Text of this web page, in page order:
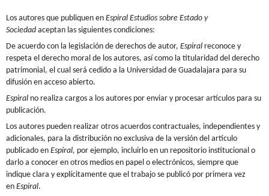
Los autores que publiquen en Espiral Estudios sobre Estado y
Sociedadaceptan las siguientes condiciones:
De acuerdo con la legislación de derechos de autor, Espiral reconoce y
respeta el derecho moral de los autores, así como la titularidad del derecho
patrimonial, el cual será cedido a la Universidad de Guadalajara para su
difusión en acceso abierto.
Espiral no realiza cargos a los autores por enviar y procesar artículos para su
publicación.
Los autores pueden realizar otros acuerdos contractuales, independientes y
adicionales, para la distribución no exclusiva de la versión del artículo
publicado en Espiral, por ejemplo, incluirlo en un repositorio institucional o
darlo a conocer en otros medios en papel o electrónicos, siempre que
indique clara y explícitamente que el trabajo se publicó por primera vez
en Espiral.